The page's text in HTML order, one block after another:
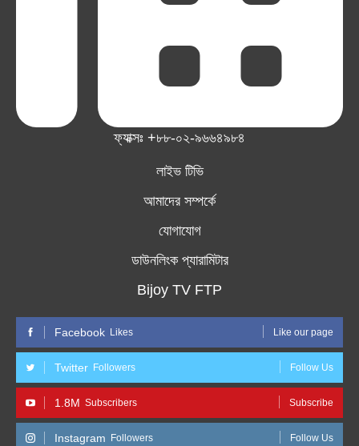
ফ্যাক্সঃ +৮৮-০২-৯৬৬৪৯৮৪
লাইভ টিভি
আমাদের সম্পর্কে
যোগাযোগ
ডাউনলিংক প্যারামিটার
Bijoy TV FTP
Facebook Likes Like our page
Twitter Followers Follow Us
1.8M Subscribers Subscribe
Instagram Followers Follow Us